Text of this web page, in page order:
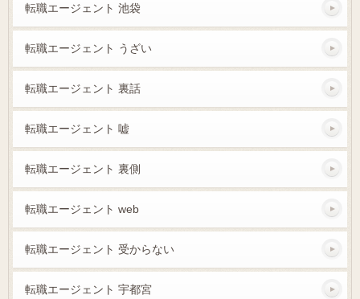
転職エージェント 池袋
転職エージェント うざい
転職エージェント 裏話
転職エージェント 嘘
転職エージェント 裏側
転職エージェント web
転職エージェント 受からない
転職エージェント 宇都宮